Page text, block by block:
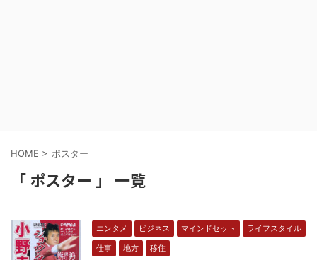
HOME > ポスター
「 ポスター 」 一覧
エンタメ ビジネス マインドセット
ライフスタイル
仕事
地方 移住